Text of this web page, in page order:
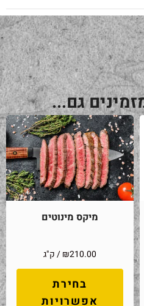
גם...
מיקס מינוטים
₪210.00 / ק"ג
בחירת
אפשרויות